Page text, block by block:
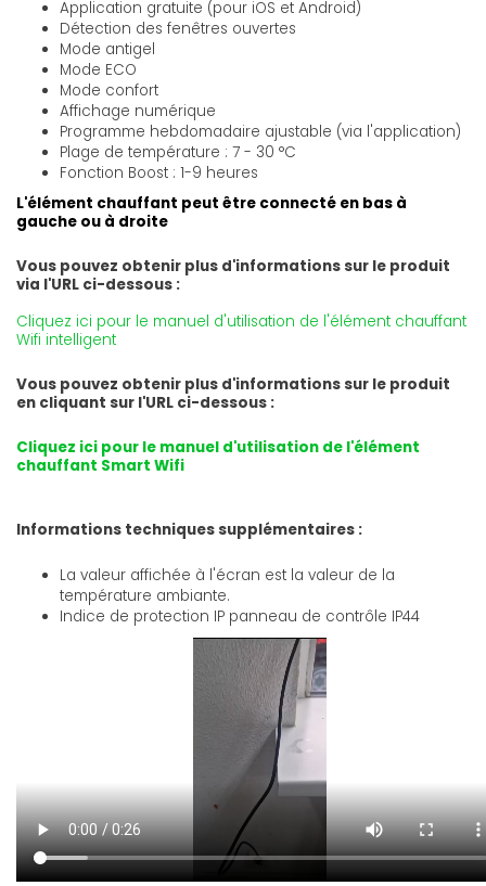
Application gratuite (pour iOS et Android)
Détection des fenêtres ouvertes
Mode antigel
Mode ECO
Mode confort
Affichage numérique
Programme hebdomadaire ajustable (via l'application)
Plage de température : 7 - 30 °C
Fonction Boost : 1-9 heures
L'élément chauffant peut être connecté en bas à
gauche ou à droite
Vous pouvez obtenir plus d'informations sur le produit
via l'URL ci-dessous :
Cliquez ici pour le manuel d'utilisation de l'élément chauffant
Wifi intelligent
Vous pouvez obtenir plus d'informations sur le produit
en cliquant sur l'URL ci-dessous :
Cliquez ici pour le manuel d'utilisation de l'élément
chauffant Smart Wifi
Informations techniques supplémentaires :
La valeur affichée à l'écran est la valeur de la
température ambiante.
Indice de protection IP panneau de contrôle IP44